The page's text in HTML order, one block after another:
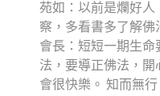
苑如：以前是爛好
察，多看書多了解佛
會長：短短一期生
法，要導正佛法，開
會很快樂。 知而無